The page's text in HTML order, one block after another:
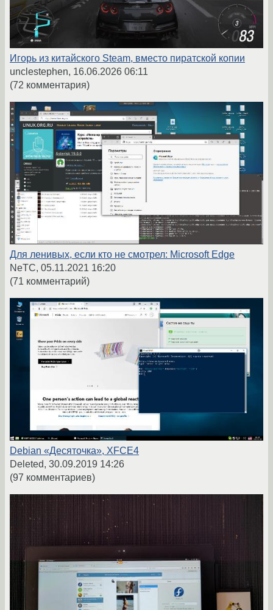
Игорь из китайского Steam, вместо пиратской копии
unclestephen, 16.06.2026 06:11
(72 комментария)
Для ленивых, если кто не смотрел: Microsoft Edge
NeTC, 05.11.2021 16:20
(71 комментарий)
Debian «Десяточка», XFCE4
Deleted, 30.09.2019 14:26
(97 комментариев)